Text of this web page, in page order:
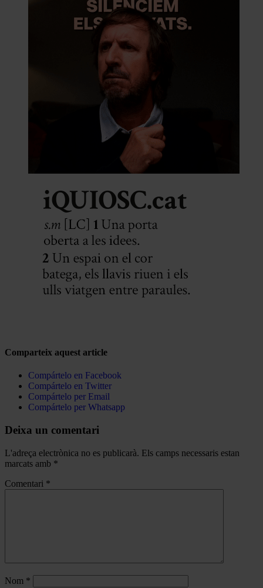
Comparteix aquest article
Compártelo en Facebook
Compártelo en Twitter
Compártelo per Email
Compártelo per Whatsapp
Deixa un comentari
L'adreça electrònica no es publicarà. Els camps necessaris estan
marcats amb *
Comentari *
Nom *